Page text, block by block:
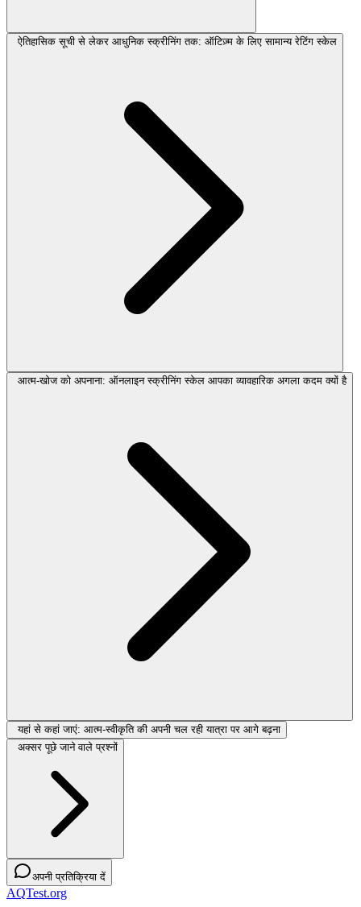
ऐतिहासिक सूची से लेकर आधुनिक स्क्रीनिंग तक: ऑटिज़्म के लिए सामान्य रेटिंग स्केल
आत्म-खोज को अपनाना: ऑनलाइन स्क्रीनिंग स्केल आपका व्यावहारिक अगला कदम क्यों है
यहां से कहां जाएं: आत्म-स्वीकृति की अपनी चल रही यात्रा पर आगे बढ़ना
अक्सर पूछे जाने वाले प्रश्नों
अपनी प्रतिक्रिया दें
AQTest.org